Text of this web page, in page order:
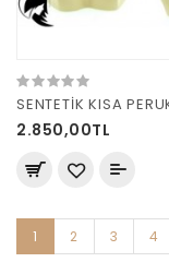
2.850,00TL
1 2 3 4